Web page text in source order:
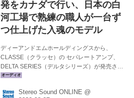
発をカナダで行い、日本の白
河工場で熟練の職人が一台ず
つ仕上げた入魂のモデル
ディーアンドエムホールディングスから、
CLASSE（クラッセ）の セパレートアンプ、
DELTA SERIES（デルタシリーズ）が発売され
る。新しいデルタシリーズはカナダのモントリ
工場で厳格な品質管理の下、熟練工によって1台
Stereo Sound ONLINE @